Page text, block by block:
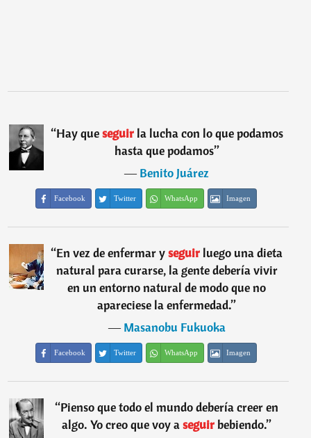
“Hay queseguir la lucha con lo que podamos
hasta que podamos”
―Benito Juárez
Facebook Twitter WhatsApp Imagen
“En vez de enfermar yseguir luego una dieta
natural para curarse, la gente debería vivir
en un entorno natural de modo que no
apareciese la enfermedad.”
―Masanobu Fukuoka
Facebook Twitter WhatsApp Imagen
“Pienso que todo el mundo debería creer en
algo. Yo creo que voy aseguir bebiendo.”